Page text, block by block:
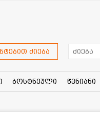
ძიება
ბოსტნეული წვნიანი